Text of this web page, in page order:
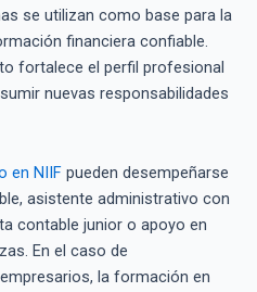
se utilizan como base para la
financiera confiable.
fortalece el perfil profesional
nuevas responsabilidades
en NIIFpueden desempeñarse
asistente administrativo con
contable junior o apoyo en
En el caso de
la formación en